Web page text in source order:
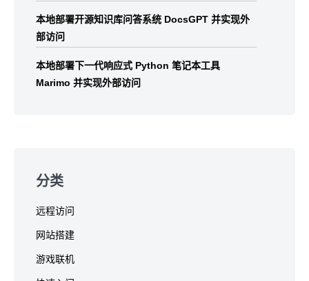
本地部署开源知识库问答系统 DocsGPT 并实现外
部访问
本地部署下一代响应式 Python 笔记本工具
Marimo 并实现外部访问
分类
远程访问
网站搭建
游戏联机